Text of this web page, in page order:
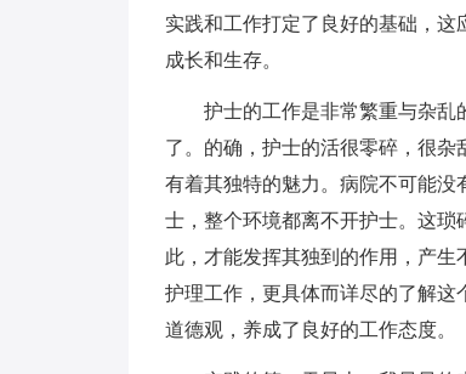
实践和工作打定了良好的基础，
成长和生存。
护士的工作是非常繁重与杂乱
了。的确，护士的活很零碎，很
有着其独特的魅力。病院不可能
士，整个环境都离不开护士。这琐
此，才能发挥其独到的作用，产
护理工作，更具体而详尽的了解
道德观，养成了良好的工作态度。